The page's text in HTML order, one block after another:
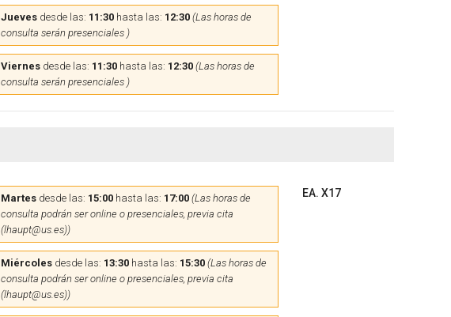
Juevesdesde las: 11:30hasta las: 12:30 (Las horas de
consulta serán presenciales )
Viernesdesde las: 11:30hasta las: 12:30 (Las horas de
consulta serán presenciales )
Martesdesde las: 15:00hasta las: 17:00 (Las horas de
consulta podrán ser online o presenciales, previa cita
(lhaupt@us.es))
Miércolesdesde las: 13:30hasta las: 15:30 (Las horas de
consulta podrán ser online o presenciales, previa cita
(lhaupt@us.es))
EA. X17